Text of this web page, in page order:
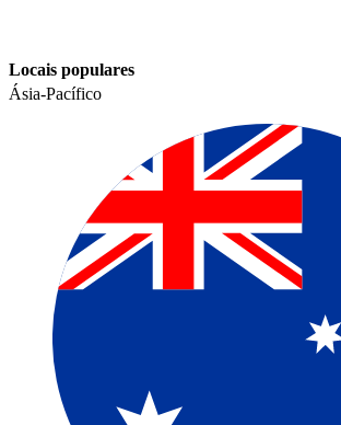
Locais populares​​
Ásia-Pacífico​​